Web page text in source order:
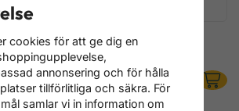
PT –
Toyota, Lexus, Daihatsu,
Subaru
196 kr
Finns i lager
cookies för att ge dig en
annonsering och för hålla
tillförlitliga och säkra. För
samlar vi in information om